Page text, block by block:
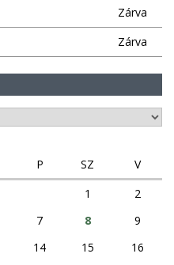
Zárva
Zárva
P SZ
V
1
2
7 8
9
14 15
16